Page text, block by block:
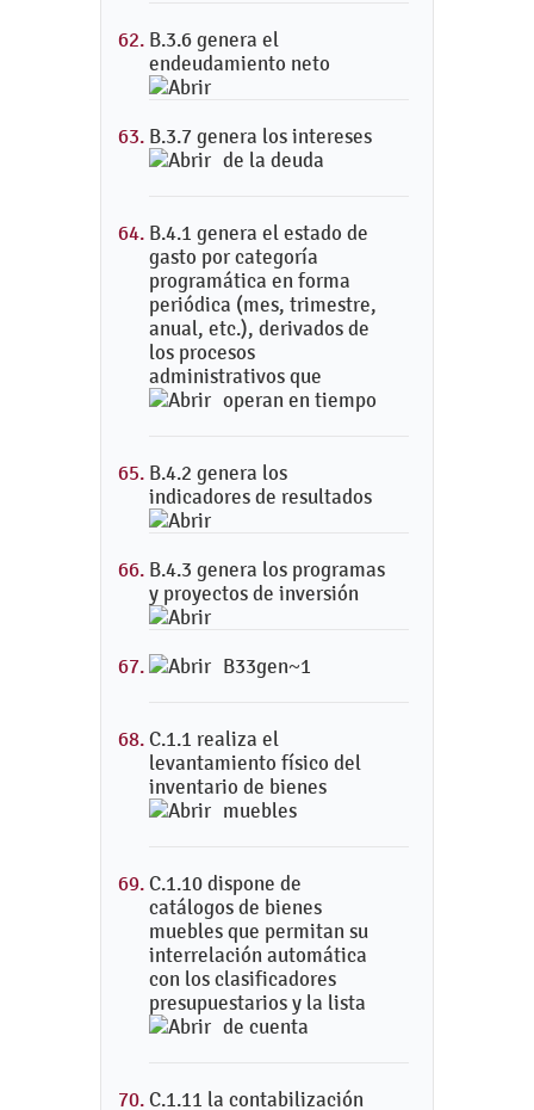
B.3.6 genera el
endeudamiento neto
B.3.7 genera los intereses
de la deuda
B.4.1 genera el estado de
gasto por categoría
programática en forma
periódica (mes, trimestre,
anual, etc.), derivados de
los procesos
administrativos que
operan en tiempo
B.4.2 genera los
indicadores de resultados
B.4.3 genera los programas
y proyectos de inversión
B33gen~1
C.1.1 realiza el
levantamiento físico del
inventario de bienes
muebles
C.1.10 dispone de
catálogos de bienes
muebles que permitan su
interrelación automática
con los clasificadores
presupuestarios y la lista
de cuenta
C.1.11 la contabilización